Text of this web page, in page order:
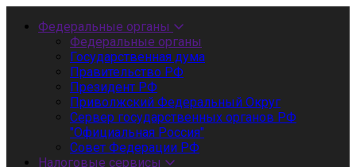
Федеральные органы
Федеральные органы
Государственная дума
Правительство РФ
Президент РФ
Приволжский Федеральный Округ
Сервер государственных органов РФ
"Официальная Россия"
Совет Федерации РФ
Налоговые сервисы